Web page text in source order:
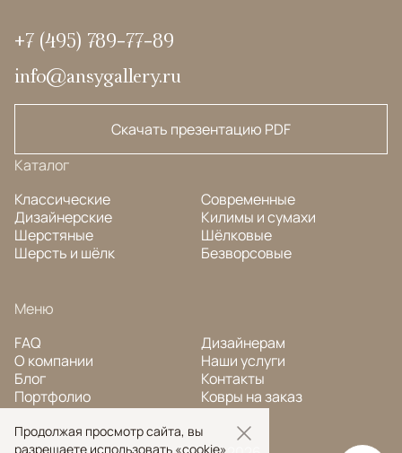
+7 (495) 789-77-89
info@ansygallery.ru
Скачать презентацию PDF
Каталог
Классические
Дизайнерские
Шерстяные
Шерсть и шёлк
Современные
Килимы и сумахи
Шёлковые
Безворсовые
Меню
FAQ
О компании
Блог
Портфолио
Дизайнерам
Наши услуги
Контакты
Ковры на заказ
Продолжая просмотр сайта, вы
разрешаете использовать «cookie»